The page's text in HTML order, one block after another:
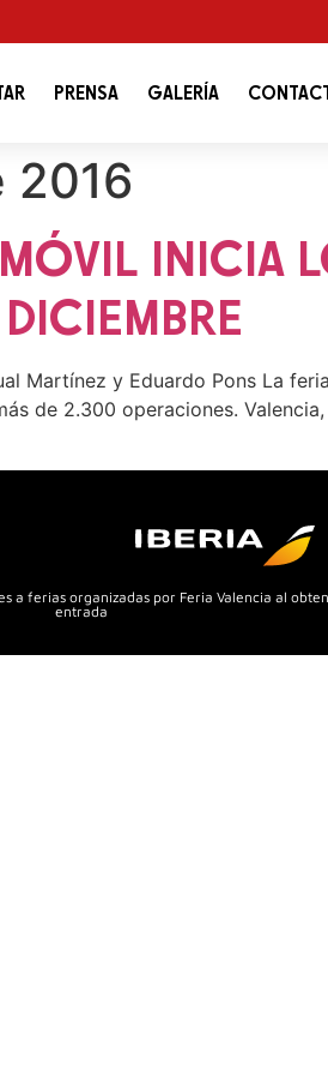
PRENSA GALERÍA
2016
INICIA
Martínez y Eduardo Pons La
de 2.300 operaciones.
a ferias organizadas por Feria Valencia al
entrada